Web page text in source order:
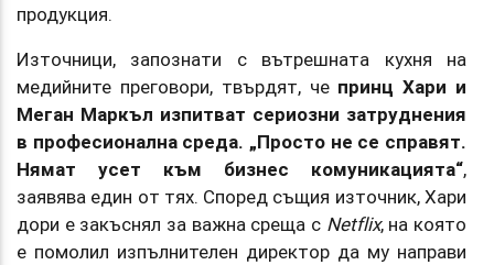
продукция.
Източници, запознати с вътрешната кухня на
медийните преговори, твърдят, че принц Хари и
Меган Маркъл изпитват сериозни затруднения
в професионална среда. „Просто не се справят.
Нямат усет към бизнес комуникацията“,
заявява един от тях. Според същия източник, Хари
дори е закъснял за важна среща с Netflix, на която
е помолил изпълнителен директор да му направи